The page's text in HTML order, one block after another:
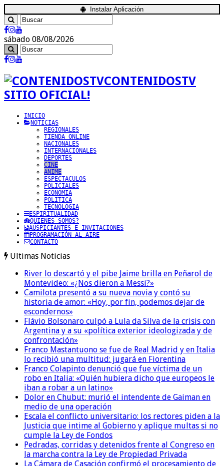
Instalar Aplicación
sábado 08/08/2026
CONTENIDOSTV
SITIO OFICIAL!
INICIO
NOTICIAS
REGIONALES
TIENDA ONLINE
NACIONALES
INTERNACIONALES
DEPORTES
CINE
ANIME
ESPECTACULOS
POLICIALES
ECONOMIA
POLITICA
TECNOLOGIA
ESPIRITUALIDAD
QUIENES SOMOS?
AUSPICIANTES E INVITACIONES
PROGRAMACIÓN AL AIRE
CONTACTO
Ultimas Noticias
River lo descartó y el pibe Jaime brilla en Peñarol de
Montevideo: «¿Nos dieron a Messi?»
Camilota presentó a su nueva novia y contó su
historia de amor: «Hoy, por fin, podemos dejar de
escondernos»
Flávio Bolsonaro culpó a Lula da Silva de la crisis con
Argentina y a su «política exterior ideologizada y de
confrontación»
Franco Mastantuono se fue de Real Madrid y en Italia
lo recibió una multitud: jugará en Fiorentina
Franco Colapinto denunció que fue víctima de un
robo en Italia: «Quién hubiera dicho que europeos le
iban a robar a un latino»
Dolor en Chubut: murió el intendente de Gaiman en
medio de una operación
Escala el conflicto universitario: los rectores piden a la
Justicia que intime al Gobierno y aplique multas si no
cumple la Ley de Fondos
Pedradas, corridas y detenidos frente al Congreso en
la marcha contra la Ley de Propiedad Privada
La Cámara de Casación confirmó el procesamiento de